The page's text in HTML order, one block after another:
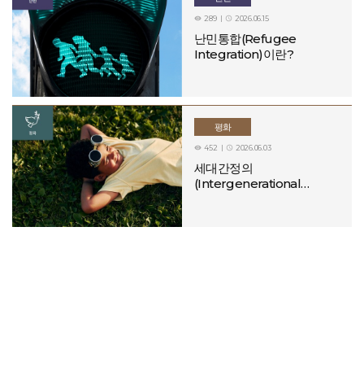
children globally.”"The FIFA Global Citizen Education
Fund represents a bold step towards a world where
every child, no matter where they’re born, has access to
education and opportunity. By harnessing the
transformative power of football and music, we are going
to raise $100 million. Together with our incredible
partners FIFA, we’re investing in a better world where
every child has the chance to thrive," said Hugh Evans, Co-
Founder & CEO, Global Citizen. (Details: The FIFA Global
Citizen Education Fund: Everything You Need to Know
- Global Citizen)※ Hugh Evans is the laureate of the 6th
Sunhak Peace Prize.If you would like to learn more about
his achievements in promoting peace, please click the
link below for detailed information.→
http://sunhakpeaceprize.org/en/laureates/
 289  2026.06.15
난민통합(Refugee
Integration)이란?
평화
 452  2026.06.03
세대간정의
(Intergenerational